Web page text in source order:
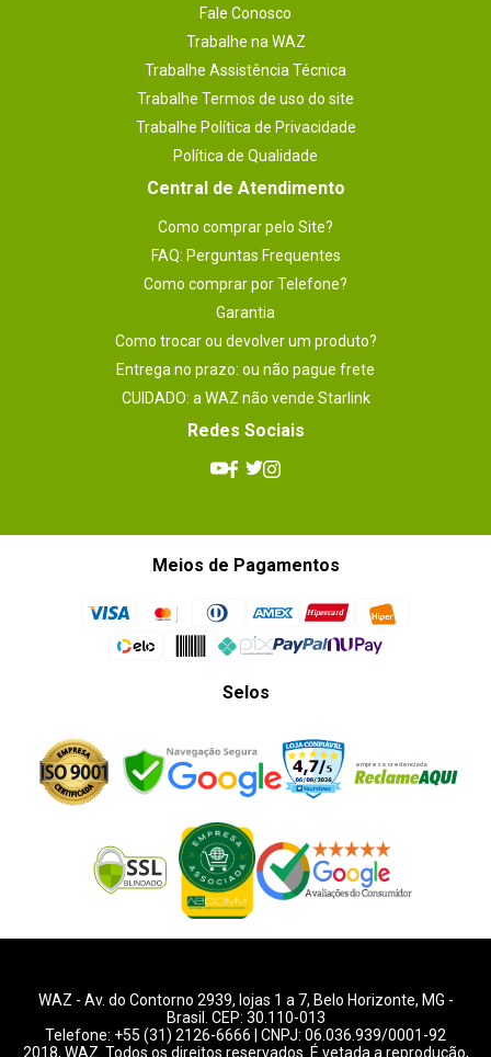
Fale Conosco
Trabalhe na WAZ
Trabalhe Assistência Técnica
Trabalhe Termos de uso do site
Trabalhe Política de Privacidade
Política de Qualidade
Central de Atendimento
Como comprar pelo Site?
FAQ: Perguntas Frequentes
Como comprar por Telefone?
Garantia
Como trocar ou devolver um produto?
Entrega no prazo: ou não pague frete
CUIDADO: a WAZ não vende Starlink
Redes Sociais
Meios de Pagamentos
Selos
WAZ - Av. do Contorno 2939, lojas 1 a 7, Belo Horizonte, MG -
Brasil. CEP: 30.110-013
Telefone: +55 (31) 2126-6666 | CNPJ: 06.036.939/0001-92
2018, WAZ. Todos os direitos reservados. É vetada a reprodução,